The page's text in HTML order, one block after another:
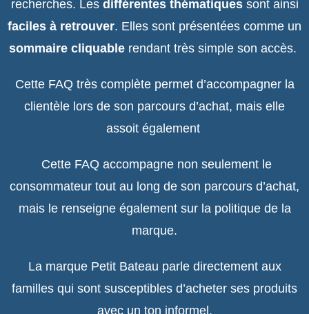
recherches. Les différentes thématiquessont ainsi
faciles à retrouver. Elles sont présentées comme un
sommaire cliquable rendant très simple son accès.
Cette FAQ très complète permet d’accompagner la
clientèle lors de son parcours d’achat, mais elle
assoit également
Cette FAQ accompagne non seulement le
consommateur tout au long de son parcours d’achat,
mais le renseigne également sur la politique de la
marque.
La marque Petit Bateau parle directement aux
familles qui sont susceptibles d’acheter ses produits
avec un ton informel.